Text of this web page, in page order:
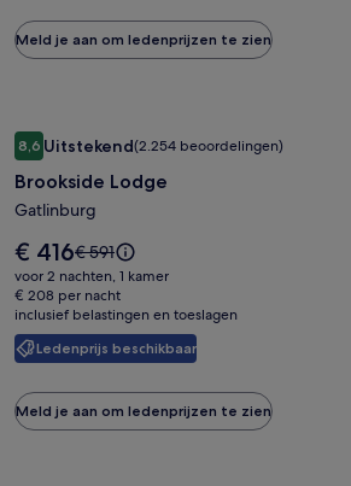
het
Meld je aan om ledenprijzen te zien
Fotogalerie
voor
Brookside
Lodge
8,68,6 op 10, Uitstekend, (2.254 beoordelingen)
Uitstekend(2.254 beoordelingen)
Brookside Lodge
Gatlinburg
Ledenprijs beschikbaar
De
prijs
is
€ 416
€ 416De
prijs
was
€ 591,
zie
meer
het
€ 591
voor 2 nachten, 1 kamer
€ 208 per nacht
inclusief belastingen en toeslagen
Brookside Lodge
Meld je aan om ledenprijzen te zien